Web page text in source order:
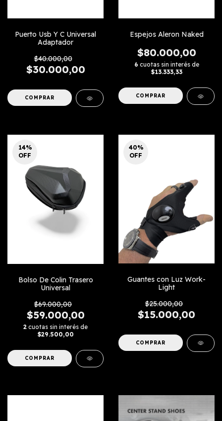
Puerto Usb Y C Universal
Adaptador
$40.000,00
$30.000,00
Espejos Aleron Naked
$80.000,00
6 cuotas sin interés de
$13.333,33
14%
OFF
Bolso De Colin Trasero
Universal
$69.000,00
$59.000,00
2 cuotas sin interés de
$29.500,00
40%
OFF
Guantes con Luz Work-
Light
$25.000,00
$15.000,00